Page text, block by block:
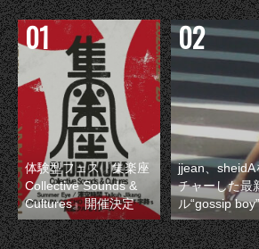
体験型フェス『集楽座
Collective Sounds &
Cultures』開催決定
jjean、sheidA
チャーした最
ル“gossip